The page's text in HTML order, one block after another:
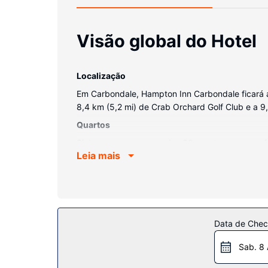
Visão global do Hotel
Localização
Em Carbondale, Hampton Inn Carbondale
8,4 km (5,2 mi) de Crab Orchard Golf Club e a
Quartos
alternativa, assista a uma seleção de canais
facilidades adicionais contam-se Wi-fi grátis,
Comece as suas manhãs da melhor forma
Leia mais
Data de
Sab. 8